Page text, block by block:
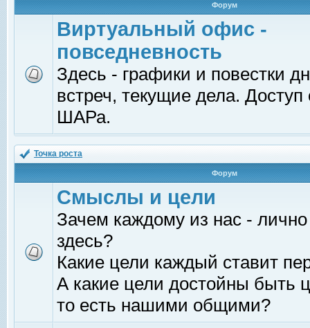
Форум
Виртуальный офис -
повседневность
Здесь - графики и повестки
встреч, текущие дела.
ШАРа.
Точка роста
Форум
Смыслы и цели
Зачем каждому из нас -
здесь?
Какие цели каждый ставит
А какие цели достойны быть
то есть нашими общими?